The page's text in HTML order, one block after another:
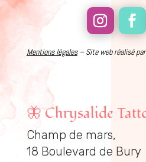
Mentions légales– Site web réalisé par
🦋Chrysalide
Champ de mars,
18 Boulevard de Bury